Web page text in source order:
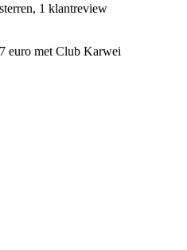
1 klantreview
euro met Club Karwei